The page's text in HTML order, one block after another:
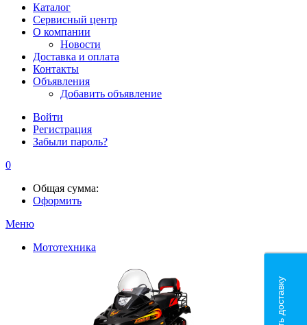
Каталог
Сервисный центр
О компании
Новости
Доставка и оплата
Контакты
Объявления
Добавить объявление
Войти
Регистрация
Забыли пароль?
0
Общая сумма:
Оформить
Меню
Мототехника